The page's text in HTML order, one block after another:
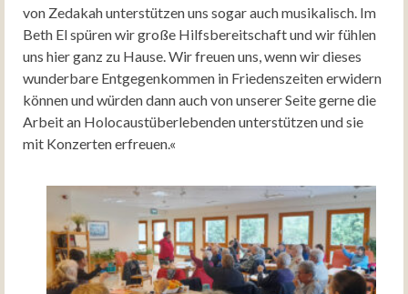
von Zedakah unterstützen uns sogar auch musikalisch. Im
Beth El spüren wir große Hilfsbereitschaft und wir fühlen
uns hier ganz zu Hause. Wir freuen uns, wenn wir dieses
wunderbare Entgegenkommen in Friedenszeiten erwidern
können und würden dann auch von unserer Seite gerne die
Arbeit an Holocaustüberlebenden unterstützen und sie
mit Konzerten erfreuen.«